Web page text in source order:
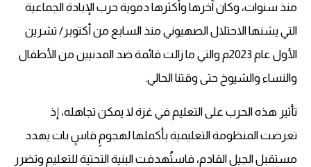
منذ سنوات، وكان آخرها وأكثرها دموية حرب الإبادة الجماعية
التي يشنها الاحتلال الصهيوني منذ السابع من أكتوبر/ تشرين
الأول عام 2023م والتي ما زالت قائمة ضد المدنيين من الأطفال
والنساء والشيوخ حتى وقتنا الحالي.
تأثير هذه الحرب على التعليم في غزة لا يمكن تجاهله، إذ
تعرضت المنظومة التعليمية بأكملها لهجومٍ قاسٍ بات يهدد
مستقبل الجيل القادم، فاستُهدفت البنية التحتية للتعليم وتضرر